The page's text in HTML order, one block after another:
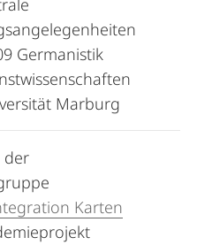
Germanistik
Marburg
der
Karten